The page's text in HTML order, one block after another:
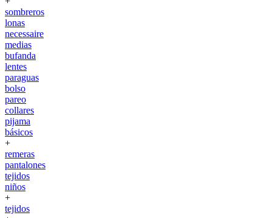
sombreros
lonas
necessaire
medias
bufanda
lentes
paraguas
bolso
pareo
collares
pijama
básicos
+
remeras
pantalones
tejidos
niños
+
tejidos